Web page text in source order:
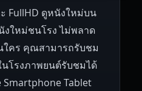
1940 1939
1930
Bulgaria
Brazil Turkey
FullHD ดูหนังใหม่บน
งใหม่ชนโรง ไม่พลาด
ใคร คุณสามารถรับชม
โรงภาพยนต์รับชมได้
Tablet